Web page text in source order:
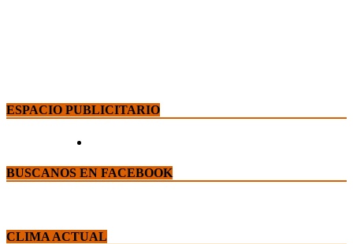
ESPACIO PUBLICITARIO
BUSCANOS EN FACEBOOK
CLIMA ACTUAL